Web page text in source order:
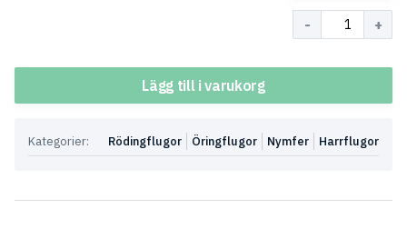
Lägg till i varukorg
Kategorier: Harrflugor
Nymfer
Öringflugor
Rödingflugor